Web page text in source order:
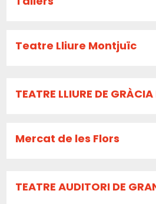
Teatre Lliure Montjuïc
TEATRE LLIURE DE
Mercat de les Flors
TEATRE AUDITORI DE